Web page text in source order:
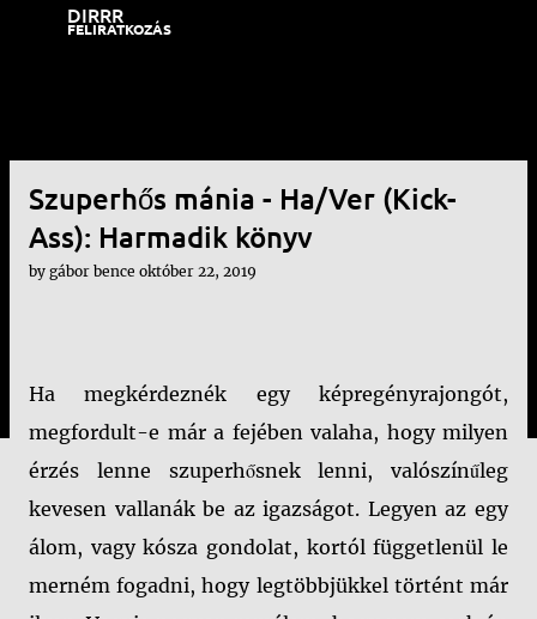
DIRRR
FELIRATKOZÁS
Szuperhős mánia - Ha/Ver (Kick-
Ass): Harmadik könyv
by gábor bence október 22, 2019
Ha megkérdeznék egy képregényrajongót,
megfordult-e már a fejében valaha, hogy milyen
érzés lenne szuperhősnek lenni, valószínűleg
kevesen vallanák be az igazságot. Legyen az egy
álom, vagy kósza gondolat, kortól függetlenül le
merném fogadni, hogy legtöbbjükkel történt már